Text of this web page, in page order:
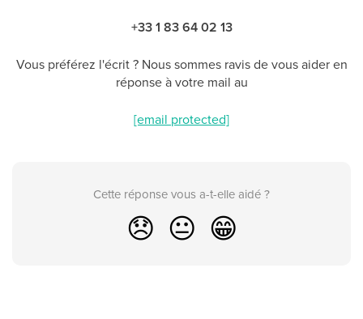
+33 1 83 64 02 13
Vous préférez l'écrit ? Nous sommes ravis de vous aider en
réponse à votre mail au
[email protected]
Cette réponse vous a-t-elle aidé ?
😞 😐 😁